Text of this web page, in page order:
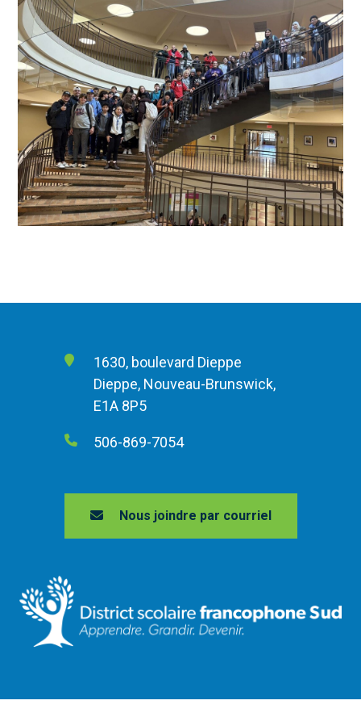
1630, boulevard Dieppe
Dieppe, Nouveau-Brunswick,
E1A 8P5
506-869-7054
Nous joindre par courriel